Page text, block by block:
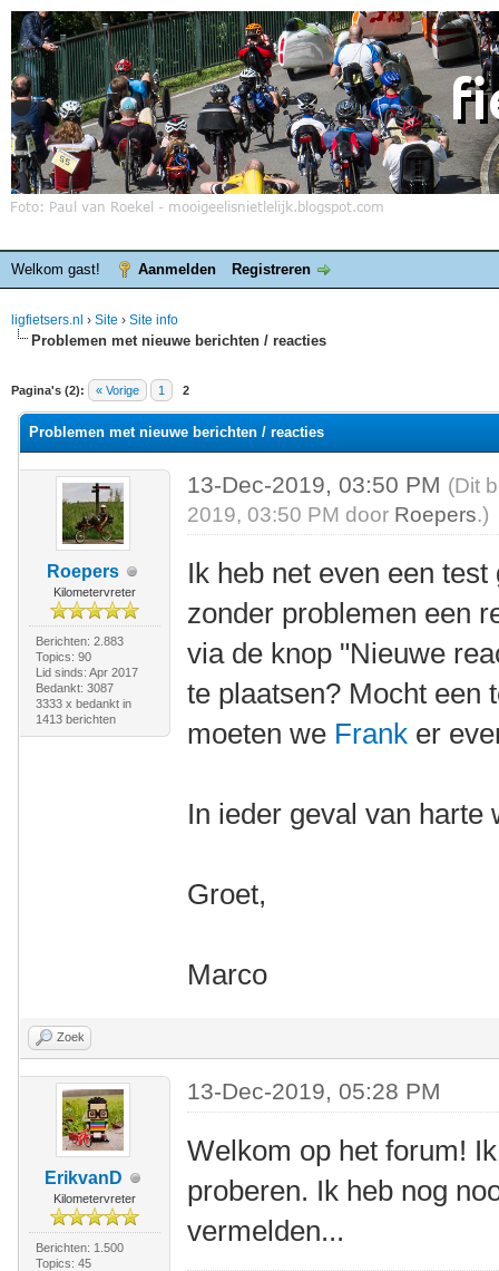
Welkom gast! Aanmelden Registreren
ligfietsers.nl › Site › Site info
Problemen met nieuwe berichten / reacties
Pagina's (2): « Vorige 1 2
waardering is 0
Problemen met nieuwe berichten / reacties
Roepers
Kilometervreter
Berichten: 2.883
Topics: 90
Lid sinds: Apr 2017
Bedankt: 3087
3333 x bedankt in
1413 berichten
13-Dec-2019, 03:50 PM (Dit
2019, 03:50 PM door Roepers.)
Ik heb net even een
zonder problemen een
via de knop "Nieuwe
te plaatsen? Mocht een
moeten we Frank er
In ieder geval van
Groet,
Marco
Zoek
ErikvanD
Kilometervreter
Berichten: 1.500
Topics: 45
13-Dec-2019, 05:28 PM
Welkom op het forum!
proberen. Ik heb nog
vermelden...